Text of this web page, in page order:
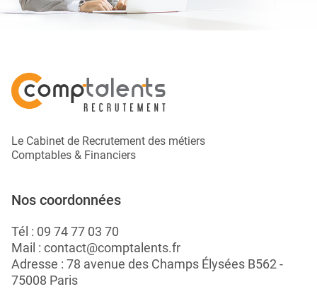
Le Cabinet de Recrutement des métiers
Comptables & Financiers
Nos coordonnées
Tél : 09 74 77 03 70
Mail : contact@comptalents.fr
Adresse : 78 avenue des Champs Élysées B562 -
75008 Paris